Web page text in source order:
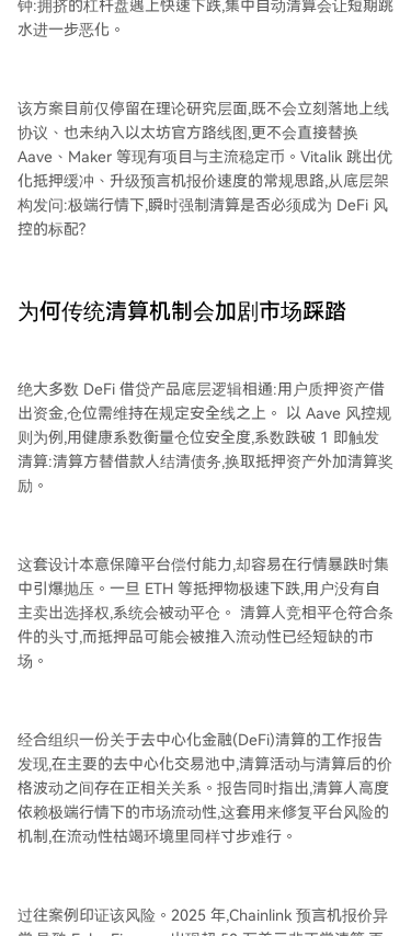
钟:拥挤的杠杆盘遇上快速下跌,集中自动清算会让短期跳
水进一步恶化。
该方案目前仅停留在理论研究层面,既不会立刻落地上线
协议、也未纳入以太坊官方路线图,更不会直接替换
Aave、Maker 等现有项目与主流稳定币。Vitalik 跳出优
化抵押缓冲、升级预言机报价速度的常规思路,从底层架
构发问:极端行情下,瞬时强制清算是否必须成为 DeFi 风
控的标配?
为何传统清算机制会加剧市场踩踏
绝大多数 DeFi 借贷产品底层逻辑相通:用户质押资产借
出资金,仓位需维持在规定安全线之上。 以 Aave 风控规
则为例,用健康系数衡量仓位安全度,系数跌破 1 即触发
清算:清算方替借款人结清债务,换取抵押资产外加清算奖
励。
这套设计本意保障平台偿付能力,却容易在行情暴跌时集
中引爆抛压。一旦 ETH 等抵押物极速下跌,用户没有自
主卖出选择权,系统会被动平仓。 清算人竞相平仓符合条
件的头寸,而抵押品可能会被推入流动性已经短缺的市
场。
经合组织一份关于去中心化金融(DeFi)清算的工作报告
发现,在主要的去中心化交易池中,清算活动与清算后的价
格波动之间存在正相关关系。报告同时指出,清算人高度
依赖极端行情下的市场流动性,这套用来修复平台风险的
机制,在流动性枯竭环境里同样寸步难行。
过往案例印证该风险。2025 年,Chainlink 预言机报价异